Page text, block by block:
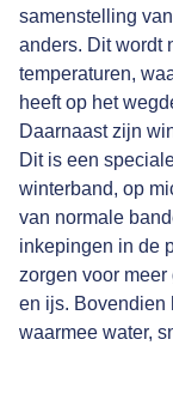
samenstelling
anders. Dit wordt
temperaturen,
heeft op het
Daarnaast zijn
Dit is een
winterband, op
van normale
inkepingen in de
zorgen voor
en ijs. Bovendien
waarmee water,